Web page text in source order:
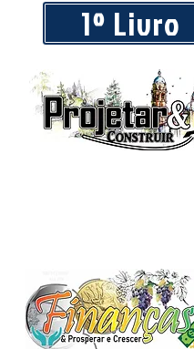
1º Livro